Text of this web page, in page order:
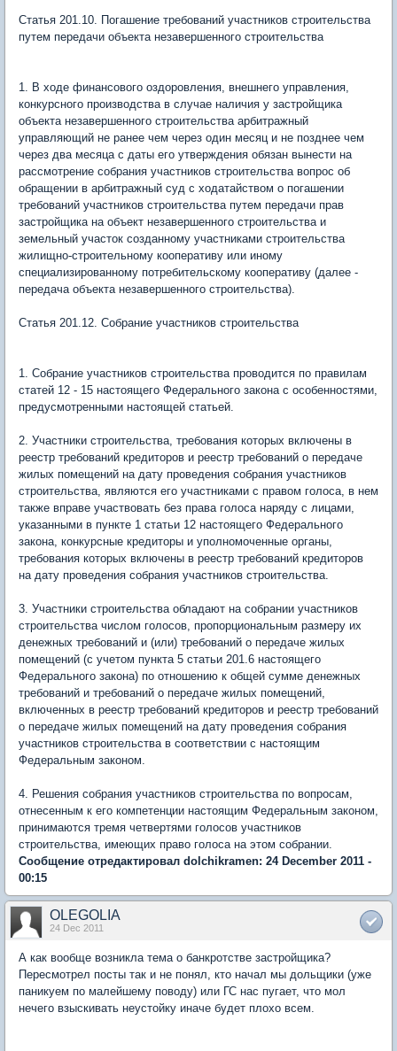
Статья 201.10. Погашение требований участников строительства
путем передачи объекта незавершенного строительства
1. В ходе финансового оздоровления, внешнего управления,
конкурсного производства в случае наличия у застройщика
объекта незавершенного строительства арбитражный
управляющий не ранее чем через один месяц и не позднее чем
через два месяца с даты его утверждения обязан вынести на
рассмотрение собрания участников строительства вопрос об
обращении в арбитражный суд с ходатайством о погашении
требований участников строительства путем передачи прав
застройщика на объект незавершенного строительства и
земельный участок созданному участниками строительства
жилищно-строительному кооперативу или иному
специализированному потребительскому кооперативу (далее -
передача объекта незавершенного строительства).
Статья 201.12. Собрание участников строительства
1. Собрание участников строительства проводится по правилам
статей 12 - 15 настоящего Федерального закона с особенностями,
предусмотренными настоящей статьей.
2. Участники строительства, требования которых включены в
реестр требований кредиторов и реестр требований о передаче
жилых помещений на дату проведения собрания участников
строительства, являются его участниками с правом голоса, в нем
также вправе участвовать без права голоса наряду с лицами,
указанными в пункте 1 статьи 12 настоящего Федерального
закона, конкурсные кредиторы и уполномоченные органы,
требования которых включены в реестр требований кредиторов
на дату проведения собрания участников строительства.
3. Участники строительства обладают на собрании участников
строительства числом голосов, пропорциональным размеру их
денежных требований и (или) требований о передаче жилых
помещений (с учетом пункта 5 статьи 201.6 настоящего
Федерального закона) по отношению к общей сумме денежных
требований и требований о передаче жилых помещений,
включенных в реестр требований кредиторов и реестр требований
о передаче жилых помещений на дату проведения собрания
участников строительства в соответствии с настоящим
Федеральным законом.
4. Решения собрания участников строительства по вопросам,
отнесенным к его компетенции настоящим Федеральным законом,
принимаются тремя четвертями голосов участников
строительства, имеющих право голоса на этом собрании.
Сообщение отредактировал dolchikramen: 24 December 2011 -
00:15
OLEGOLIA
24 Dec 2011
А как вообще возникла тема о банкротстве застройщика?
Пересмотрел посты так и не понял, кто начал мы дольщики (уже
паникуем по малейшему поводу) или ГС нас пугает, что мол
нечего взыскивать неустойку иначе будет плохо всем.